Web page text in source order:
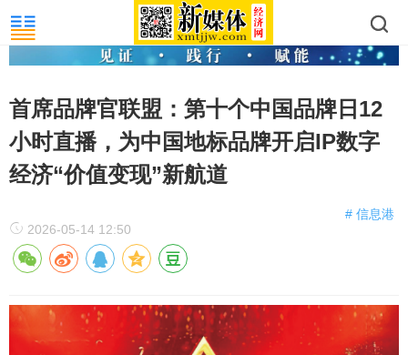
首席品牌官联盟：第十个中国品牌日12
小时直播，为中国地标品牌开启IP数字
经济“价值变现”新航道
# 信息港
2026-05-14 12:50